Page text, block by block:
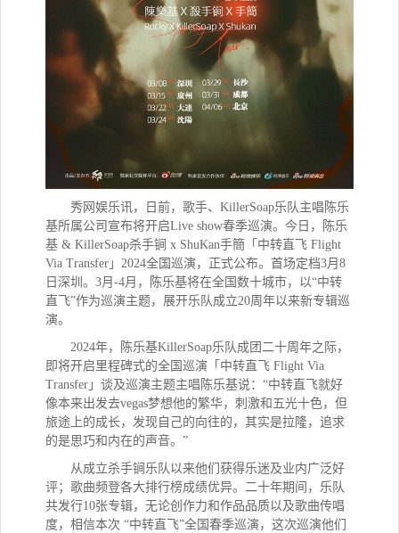
秀网娱乐讯，
日前，歌手、KillerSoap乐队主唱陈乐
基所属公司宣布将开启Live show春季巡演。今日，陈乐
基 & KillerSoap杀手锏 x ShuKan手簡「中转直飞 Flight
Via Transfer」2024全国巡演，正式公布。首场定档3月8
日深圳。3月-4月，陈乐基将在全国数十城市，以“中转
直飞”作为巡演主题，展开乐队成立20周年以来新专辑巡
演。
2024年，陈乐基KillerSoap乐队成团二十周年之际，
即将开启里程碑式的全国巡演「中转直飞 Flight Via
Transfer」谈及巡演主题主唱陈乐基说：“中转直飞就好
像本来出发去vegas梦想他的繁华，刺激和五光十色，但
旅途上的成长，发现自己的向往的，其实是拉隆，追求
的是思巧和内在的声音。”
从成立杀手锏乐队以来他们获得乐迷及业内广泛好
评；歌曲频登各大排行榜成绩优异。二十年期间，乐队
共发行10张专辑，无论创作力和作品品质以及歌曲传唱
度，相信本次 “中转直飞”全国春季巡演，这次巡演他们